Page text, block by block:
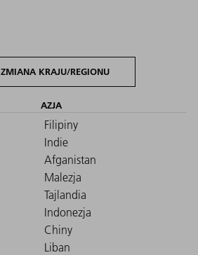
ZMIANA KRAJU/REGIONU
AZJA
Filipiny
Indie
Afganistan
Malezja
Tajlandia
Indonezja
Chiny
Liban